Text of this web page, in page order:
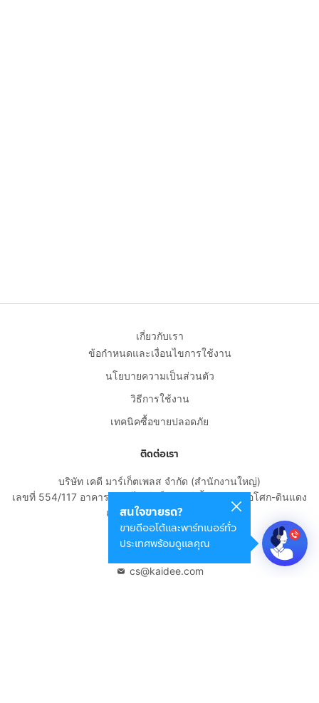
สนใจขายรถ?
ขายดีออโต้และพาร์ทเนอร์ทั่ว
ประเทศพร้อมดูแลคุณ
เกี่ยวกับเรา
ข้อกำหนดและเงื่อนไขการใช้งาน
นโยบายความเป็นส่วนตัว
วิธีการใช้งาน
เทคนิคซื้อขายปลอดภัย
ติดต่อเรา
บริษัท เคดี มาร์เก็ตเพลส จำกัด (สำนักงานใหญ่)
เลขที่ 554/117 อาคารสกายไนน์ เซ็นเตอร์ ชั้น 22 ถนนอโศก-ดินแดง
แขวงดินแดง เขตดินแดง
กรุงเทพมหานคร 10400
cs@kaidee.com